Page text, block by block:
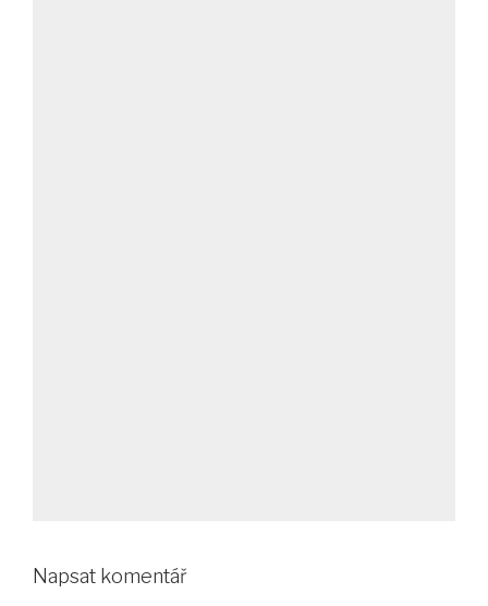
Napsat komentář